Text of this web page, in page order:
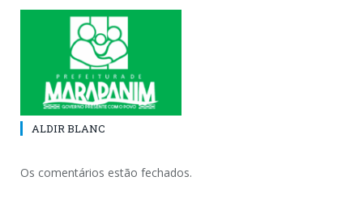
ALDIR BLANC
Os comentários estão fechados.